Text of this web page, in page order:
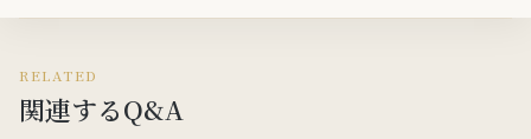
RELATED
関連するQ&A